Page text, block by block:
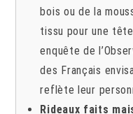
bois ou de la
tissu pour une
enquête de
des Français
reflète leur
Rideaux faits